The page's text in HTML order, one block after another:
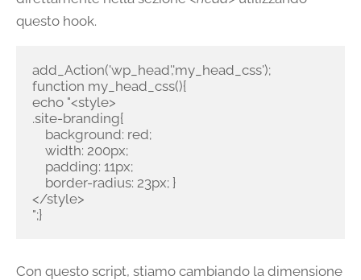
questo hook.
add_Action('wp_head','my_head_css');
function my_head_css(){
echo "<style>
.site-branding{
    background: red;
    width: 200px;
    padding: 11px;
    border-radius: 23px; }
</style>
";}
Con questo script, stiamo cambiando la dimensione